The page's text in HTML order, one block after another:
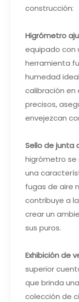
construcción:
Higrómetro
equipado con
herramienta
humedad
calibración
precisos,
envejezcan
Sello de junta
higrómetro
una
fugas de aire
contribuye a
crear un
sus puros.
Exhibición de
superior
que brinda
colección de